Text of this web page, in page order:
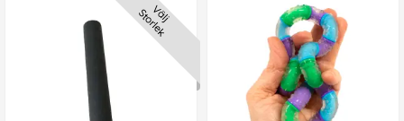
Välj
Storlek